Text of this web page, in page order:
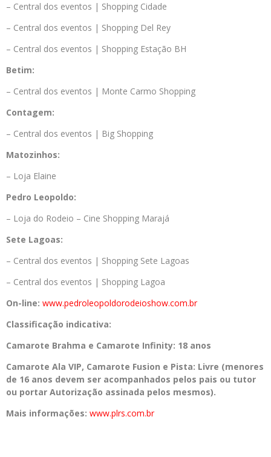
– Central dos eventos | Shopping Cidade
– Central dos eventos | Shopping Del Rey
– Central dos eventos | Shopping Estação BH
Betim:
– Central dos eventos | Monte Carmo Shopping
Contagem:
– Central dos eventos | Big Shopping
Matozinhos:
– Loja Elaine
Pedro Leopoldo:
– Loja do Rodeio – Cine Shopping Marajá
Sete Lagoas:
– Central dos eventos | Shopping Sete Lagoas
– Central dos eventos | Shopping Lagoa
On-line: www.pedroleopoldorodeioshow.com.br
Classificação indicativa:
Camarote Brahma e Camarote Infinity: 18 anos
Camarote Ala VIP, Camarote Fusion e Pista: Livre (menores
de 16 anos devem ser acompanhados pelos pais ou tutor
ou portar Autorização assinada pelos mesmos).
Mais informações: www.plrs.com.br